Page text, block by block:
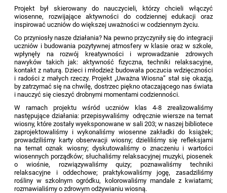
Projekt był skierowany do nauczycieli, którzy chcieli włączyć
wiosenne, rozwijające aktywności do codziennej edukacji oraz
inspirować uczniów do większej uważności w codziennym życiu.
Co przyniosły nasze działania? Na pewno przyczyniły się do integracji
uczniów i budowania pozytywnej atmosfery w klasie oraz w szkole,
wpłynęły na rozwój kreatywności i wprowadzanie zdrowych
nawyków takich jak: aktywność fizyczna, techniki relaksacyjne,
kontakt z naturą. Dzieci i młodzież budowała poczucia wdzięczności
i radości z małych rzeczy. Projekt „Uważna Wiosna” stał się okazją,
by zatrzymać się na chwilę, dostrzec piękno otaczającego nas świata
i nauczyć się cieszyć drobnymi momentami codzienności.
W ramach projektu wśród uczniów klas 4-8 zrealizowaliśmy
następujące działania: przepisywaliśmy odręcznie wiersze na temat
wiosny, które zostały wyeksponowane w sali 203; w naszej bibliotece
zaprojektowaliśmy i wykonaliśmy wiosenne zakładki do książek;
prowadziliśmy karty obserwacji wiosny; dzieliliśmy się refleksjami
na temat oznak wiosny; dyskutowaliśmy o znaczeniu i wartości
wiosennych porządków; słuchaliśmy relaksacyjnej muzyki, piosenek
o wiośnie, rozwiązywaliśmyquizy; poznawaliśmy techniki
relaksacyjne i oddechowe; praktykowaliśmy jogę, zasadziliśmy
rośliny w szkolnym ogródku, kolorowaliśmy mandale z kwiatami;
rozmawialiśmy o zdrowym odżywianiu wiosną.